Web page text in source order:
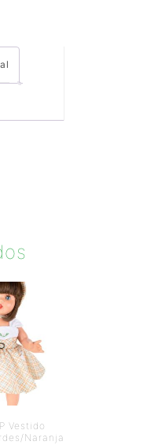
Vestido
Naranja